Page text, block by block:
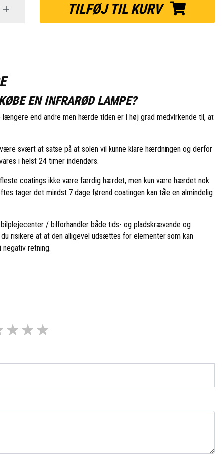
TILFØJ TIL KURV
EN INFRARØD LAMPE?
end andre men hærde tiden er i høj grad medvirkende til, at
svært at satse på at solen vil kunne klare hærdningen og derfor
i helst 24 timer indendørs.
coatings ikke være færdig hærdet, men kun være hærdet nok
tager det mindst 7 dage førend coatingen kan tåle en almindelig
/ bilforhandler både tids- og pladskrævende og
risikere at at den alligevel udsættes for elementer som kan
negativ retning.